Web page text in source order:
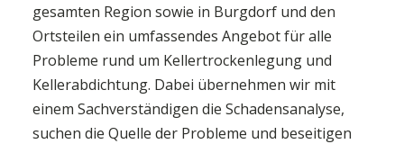
gesamten Region sowie in Burgdorf und den
Ortsteilen ein umfassendes Angebot für alle
Probleme rund um Kellertrockenlegung und
Kellerabdichtung. Dabei übernehmen wir mit
einem Sachverständigen die Schadensanalyse,
suchen die Quelle der Probleme und beseitigen